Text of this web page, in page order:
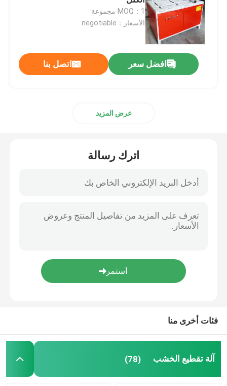
آلة تجفيف الغبار
ماكينة تصنيع بلوك نشارة الخشب
ماكينة تقشير الخشب
ماكينة تقسيم الخشب
آلة نجارة الخشب
آلة تعبئة الكريات الخشبية
آلة طحن نشارة الخشب
ماكينة شحذ السكاكين
MOQ：1 مجموعة
الأسعار：negotiable
افضل سعر اتصل بنا
عرض المزيد
اترك رسالة
فئات أخرى منا
آلة تقطيع الخشب (78)